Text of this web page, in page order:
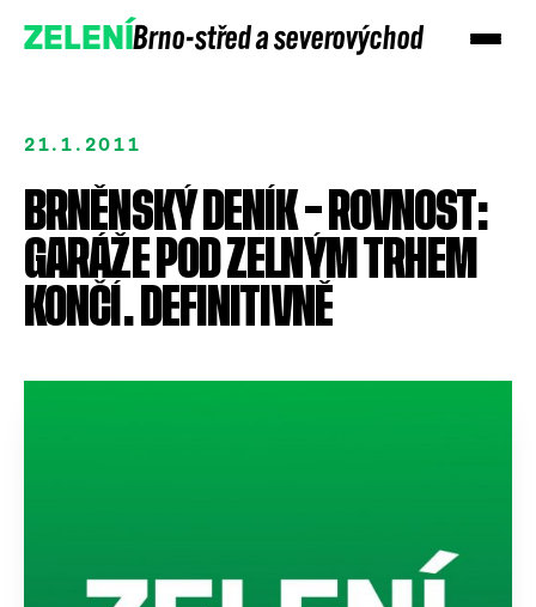
ZELENÍBrno-střed a severovýchod
21.1.2011
BRNĚNSKÝ DENÍK – ROVNOST:
GARÁŽE POD ZELNÝM TRHEM
KONČÍ. DEFINITIVNĚ